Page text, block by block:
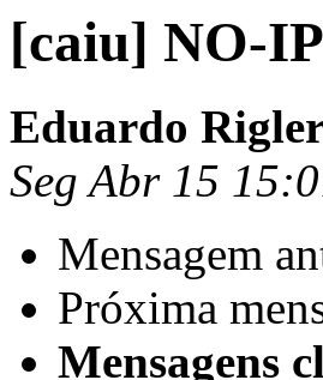
[caiu] NO-
Eduardo
Seg Abr 15
Mensagem
Próxima
Mensagens